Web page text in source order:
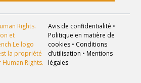
Rights.
et
Le logo
la propriété
Rights.
Avis de confidentialité •
Politique en matière de
cookies • Conditions
d’utilisation • Mentions
légales